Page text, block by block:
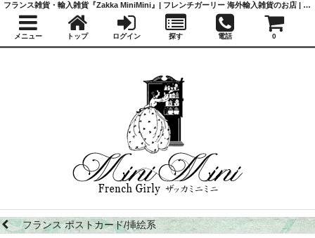
フランス ポストカード/挿絵系
フランス雑貨・輸入雑貨『Zakka MiniMini』| フレンチガーリー 海外輸入雑貨のお店 | かわいい雑貨 | 蚤の市 | アンティーク
メニュー トップ ログイン 探す 電話 0